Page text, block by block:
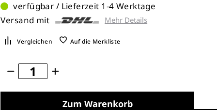
verfügbar / Lieferzeit 1-4 Werktage
Versand mit
Mehr Details
Vergleichen Auf die Merkliste
Zum Warenkorb